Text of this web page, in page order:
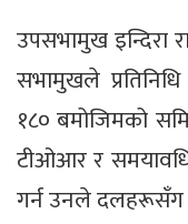
उपसभामुख इन्दिरा
सभामुखले
१८० बमोजिमको
टीओआर र समयावधि
गर्न उनले दलहरूसँग